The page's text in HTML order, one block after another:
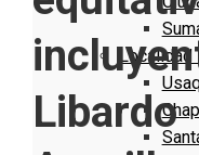
Localidad
Libardo